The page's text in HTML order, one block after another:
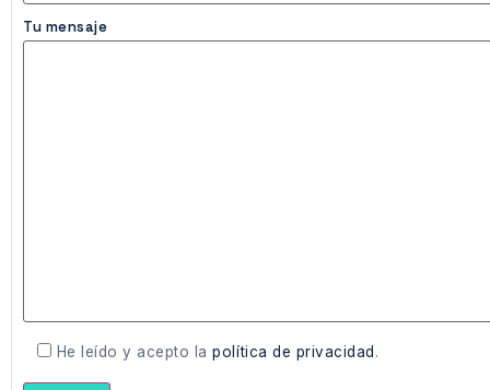
Tu mensaje
He leído y acepto lapolítica de privacidad .